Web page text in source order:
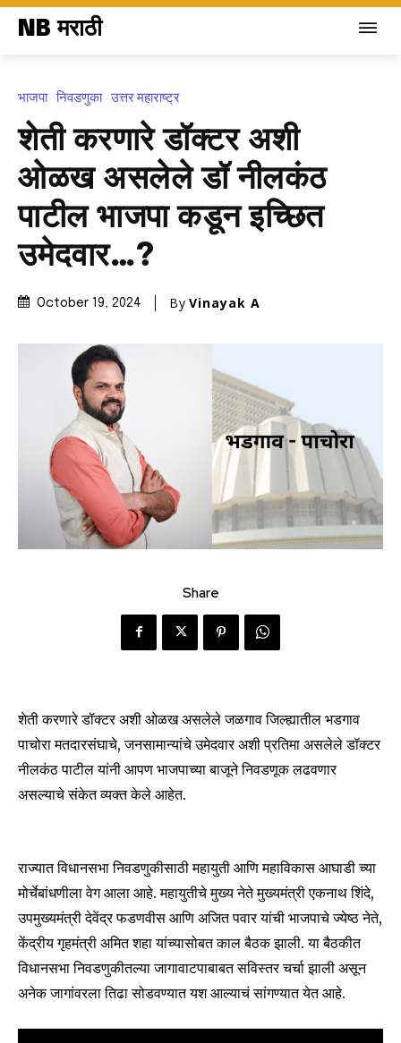
NB मराठी
भाजपा निवडणुका उत्तर महाराष्ट्र
शेती करणारे डॉक्टर अशी
ओळख असलेले डॉ नीलकंठ
पाटील भाजपा कडून इच्छित
उमेदवार…?
October 19, 2024 By Vinayak A
Share
शेती करणारे डॉक्टर अशी ओळख असलेले जळगाव जिल्ह्यातील भडगाव
पाचोरा मतदारसंघाचे, जनसामान्यांचे उमेदवार अशी प्रतिमा असलेले डॉक्टर
नीलकंठ पाटील यांनी आपण भाजपाच्या बाजूने निवडणूक लढवणार
असल्याचे संकेत व्यक्त केले आहेत.
राज्यात विधानसभा निवडणुकीसाठी महायुती आणि महाविकास आघाडी च्या
मोर्चेबांधणीला वेग आला आहे. महायुतीचे मुख्य नेते मुख्यमंत्री एकनाथ शिंदे,
उपमुख्यमंत्री देवेंद्र फडणवीस आणि अजित पवार यांची भाजपाचे ज्येष्ठ नेते,
केंद्रीय गृहमंत्री अमित शहा यांच्यासोबत काल बैठक झाली. या बैठकीत
विधानसभा निवडणुकीतल्या जागावाटपाबाबत सविस्तर चर्चा झाली असून
अनेक जागांवरला तिढा सोडवण्यात यश आल्याचं सांगण्यात येत आहे.